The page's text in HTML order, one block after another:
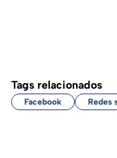
Tags relacionados
Facebook Redes